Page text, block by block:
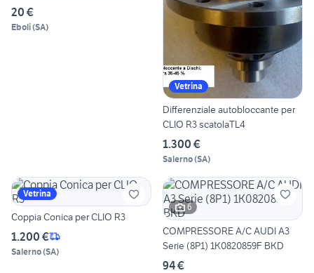
S
20 €
Eboli(SA)
Vetrina
Differenziale autobloccante per
CLIO R3 scatolaTL4
1.300 €
Salerno(SA)
Vetrina
Coppia Conica per CLIO R3
1.200 €
Salerno(SA)
6
COMPRESSORE A/C AUDI A3
Serie (8P1) 1K0820859F BKD
94 €